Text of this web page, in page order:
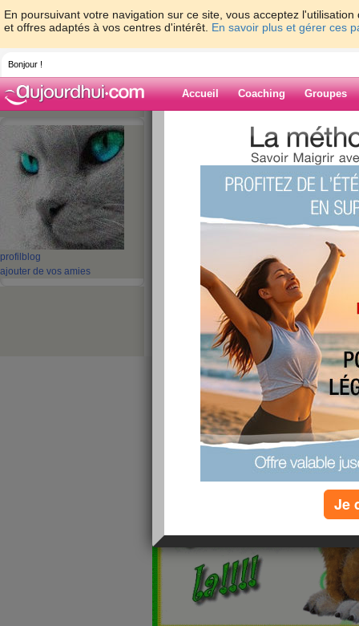
En poursuivant votre navigation sur ce site, vous acceptez
et offres adaptés à vos centres d'intérêt. En savoir plus et gérer ces
Bonjour !
Accueil Coaching Groupes
profil blog
ajouter de vos amies
> > Le
Blog de
Le soleil est
Je